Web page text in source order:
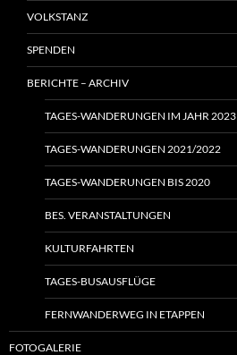
VOLKSTANZ
SPENDEN
BERICHTE – ARCHIV
TAGES-WANDERUNGEN IM JAHR 2023
TAGES-WANDERUNGEN 2021/2022
TAGES-WANDERUNGEN BIS 2020
BES. VERANSTALTUNGEN
KULTURFAHRTEN
TAGES-BUSAUSFLÜGE
FERNWANDERWEG IN ETAPPEN
FOTOGALERIE